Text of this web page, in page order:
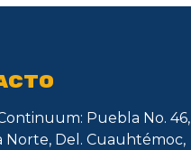
Puebla No. 46,
Norte, Del. Cuauhtémoc,